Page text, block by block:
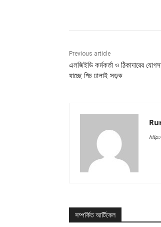
Previous article
এলজিইডি কর্মকর্তা ও ঠিকাদারের
যাচ্ছে পিচ ঢালাই সড়ক
সম্পর্কিত আর্টিকেল